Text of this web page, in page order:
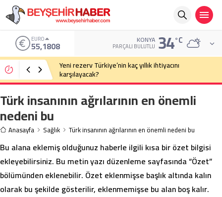
ALTIN
6.662,82 KONYA
PARÇALI BULUTLU 34°C
Eski Anayasa Mahkemesi Başkanı Yekta Güngör
Özden: Yargıçlar siyasal iktidara güvenerek böyle
kararlar alıyor
Türk insanının ağrılarının en önemli
nedeni bu
Anasayfa Sağlık Türk insanının ağrılarının en önemli nedeni bu
Bu alana eklemiş olduğunuz haberle ilgili kısa bir özet bilgisi
ekleyebilirsiniz. Bu metin yazı düzenleme sayfasında “Özet”
bölümünden eklenebilir. Özet eklenmişse başlık altında kalın
olarak bu şekilde gösterilir, eklenmemişse bu alan boş kalır.